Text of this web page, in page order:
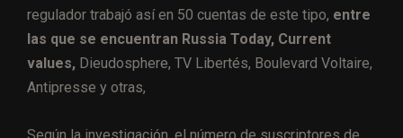
regulador trabajó así en 50 cuentas de este tipo, entre
las que se encuentran Russia Today, Current
values, Dieudosphere, TV Libertés, Boulevard Voltaire,
Antipresse y otras,